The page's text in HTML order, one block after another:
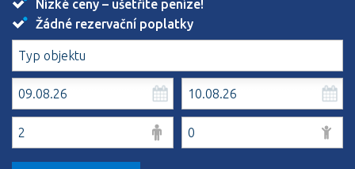
Nízké ceny – ušetříte peníze!
Žádné rezervační poplatky